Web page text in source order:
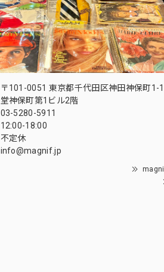
〒101-0051 東京都千代田区神田神保町1-
堂神保町第1ビル2階
03-5280-5911
12:00-18:00
不定休
info@magnif.jp